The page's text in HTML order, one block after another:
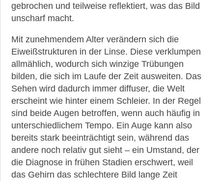
gebrochen und teilweise reflektiert, was das Bild
unscharf macht.
Mit zunehmendem Alter verändern sich die
Eiweißstrukturen in der Linse. Diese verklumpen
allmählich, wodurch sich winzige Trübungen
bilden, die sich im Laufe der Zeit ausweiten. Das
Sehen wird dadurch immer diffuser, die Welt
erscheint wie hinter einem Schleier. In der Regel
sind beide Augen betroffen, wenn auch häufig in
unterschiedlichem Tempo. Ein Auge kann also
bereits stark beeinträchtigt sein, während das
andere noch relativ gut sieht – ein Umstand, der
die Diagnose in frühen Stadien erschwert, weil
das Gehirn das schlechtere Bild lange Zeit